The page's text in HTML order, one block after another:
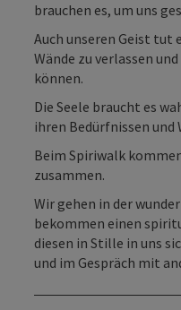
brauchen es, um uns
Auch unseren Geist tut
Wände zu verlassen
können.
Die Seele braucht es
ihren Bedürfnissen und
Beim Spiriwalk
zusammen.
Wir gehen in der
bekommen einen
diesen in Stille in uns
und im Gespräch mit